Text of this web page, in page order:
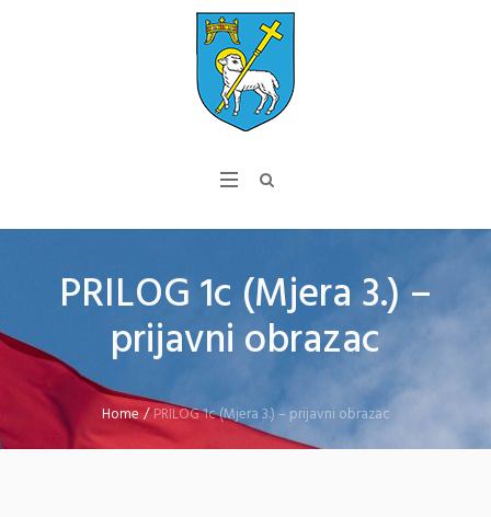
PRILOG 1c (Mjera 3.) –
prijavni obrazac
Home /PRILOG 1c (Mjera 3.) – prijavni obrazac